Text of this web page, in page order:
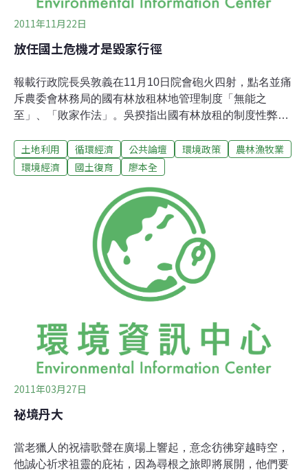
2011年11月22日
放任國土危機才是毀家行徑
報載行政院長吳敦義在11月10日院會砲火四射，點名並痛
斥農委會林務局的國有林放租林地管理制度「無能之
至」、「敗家作法」。吳揆指出國有林放租的制度性弊端
收。2.判決定讞應收回的土地遲未收回。3.收回後又閒置
遭人占用。林務局的確應該針對此三項，清楚向社會交代
讓國有林地收不回來以及收回後再占用？才能讓吳揆與社
會大眾看清問題癥結所在，並找到正本清源之方。但吳揆
的砲火中最令人覺得恐怖的在於：1.有些收回的林地又任
其荒蕪。2. 林地如果繼續出租，還可增加管理費收入，但
林務局堅持收回。這樣的說法，可見其認為國有林地收回
不用是為「荒蕪」，且腦子裡真正想做的事是「繼續出
租，增加管理費收入」。「唯用」的價值是長期以來福爾
仍揮之不去。10月14日立法院林明溱委員
土地利用 循環經濟 公共論壇 環境政策
農林漁牧業
環境經濟
國土復育 廖本全
2011年03月27日
祕境丹大
當老獵人的祝禱歌聲在廣場上響起，意念彷彿穿越時空，
他誠心祈求祖靈的庇祐，因為尋根之旅即將展開，他們要